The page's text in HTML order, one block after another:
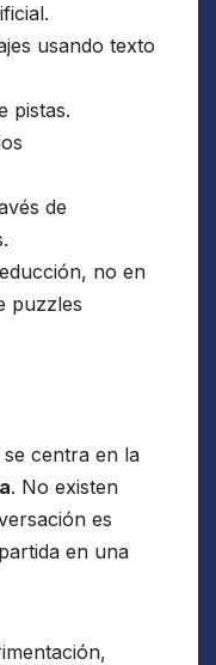
usando texto
pistas.
de
no en
puzzles
se centra en la
. No existen
es
en una